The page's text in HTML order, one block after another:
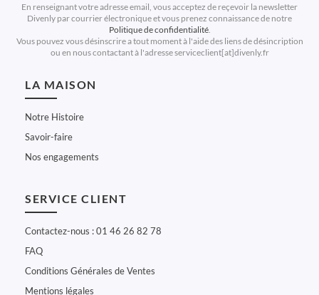
En renseignant votre adresse email, vous acceptez de reçevoir la newsletter
Divenly par courrier électronique et vous prenez connaissance de notre
Politique de confidentialité.
Vous pouvez vous désinscrire a tout moment à l'aide des liens de désincription
ou en nous contactant à l'adresse serviceclient[at]divenly.fr
LA MAISON
Notre Histoire
Savoir-faire
Nos engagements
SERVICE CLIENT
Contactez-nous : 01 46 26 82 78
FAQ
Conditions Générales de Ventes
Mentions légales